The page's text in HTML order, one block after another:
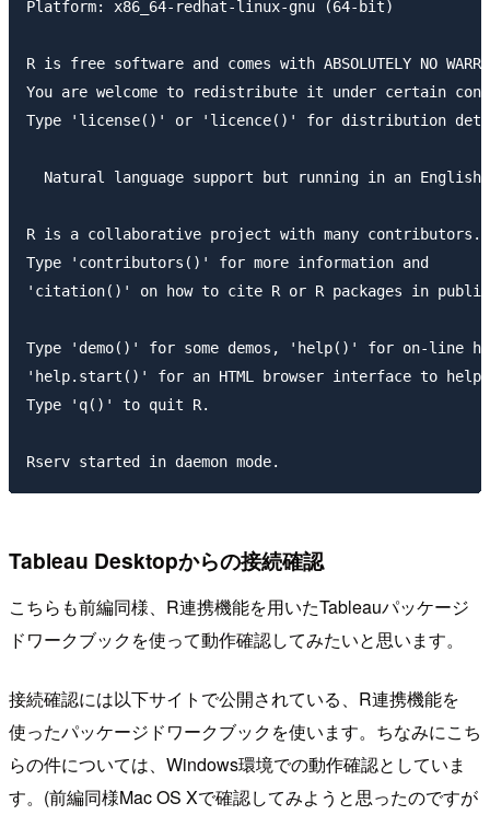
Platform: x86_64-redhat-linux-gnu (64-bit)
R is free software and comes with ABSOLUTELY NO
You are welcome to redistribute it under certain
Type 'license()' or 'licence()' for distribution
Natural language support but running in an English
R is a collaborative project with many contributors.
Type 'contributors()' for more information and
'citation()' on how to cite R or R packages in
Type 'demo()' for some demos, 'help()' for on-line
'help.start()' for an HTML browser interface to help.
Type 'q()' to quit R.
Tableau Desktopからの接続確認
こちらも前編同様、R連携機能を用いたTableauパッケージ
ドワークブックを使って動作確認してみたいと思います。
接続確認には以下サイトで公開されている、R連携機能を
使ったパッケージドワークブックを使います。ちなみにこち
らの件については、Windows環境での動作確認としていま
す。(前編同様Mac OS Xで確認してみようと思ったのですが